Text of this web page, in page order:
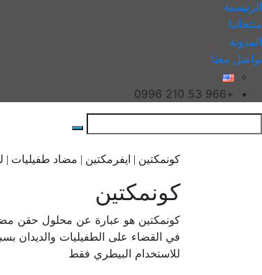
الرئيسية
منتجاتنا
المدونة
تواصل معنا
+966 53 210 0996
كونمكتين | ايفرمكتين | مضاد طفيليات |
كونمكتين
كونمكتين هو عبارة عن محلول حقن مضاد
في القضاء على الطفيليات والديدان
للاستخدام البيطري فقط